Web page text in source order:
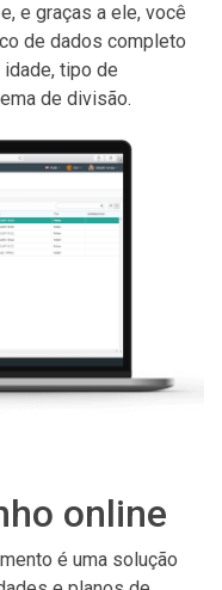
e graças a ele, você
de dados completo
tipo de
de divisão.
online
é uma solução